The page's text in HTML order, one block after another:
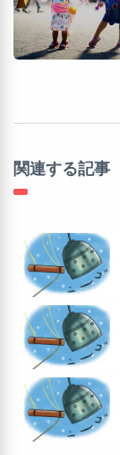
関連する記事